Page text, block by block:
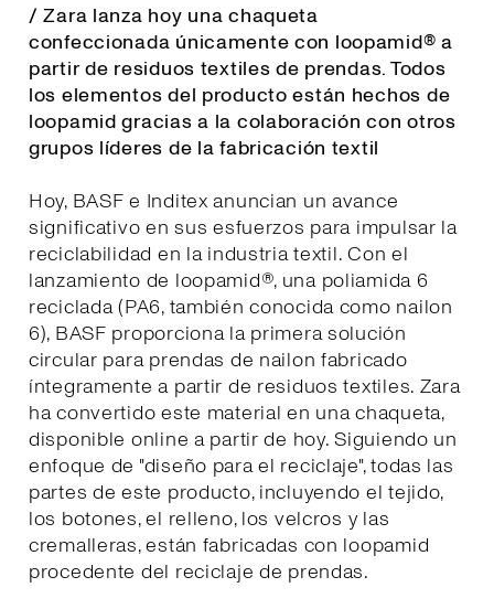
/ Zara lanza hoy una chaqueta
confeccionada únicamente con loopamid® a
partir de residuos textiles de prendas. Todos
los elementos del producto están hechos de
loopamid gracias a la colaboración con otros
grupos líderes de la fabricación textil
Hoy, BASF e Inditex anuncian un avance
significativo en sus esfuerzos para impulsar la
reciclabilidad en la industria textil. Con el
lanzamiento de loopamid®, una poliamida 6
reciclada (PA6, también conocida como nailon
6), BASF proporciona la primera solución
circular para prendas de nailon fabricado
íntegramente a partir de residuos textiles. Zara
ha convertido este material en una chaqueta,
disponible online a partir de hoy. Siguiendo un
enfoque de "diseño para el reciclaje", todas las
partes de este producto, incluyendo el tejido,
los botones, el relleno, los velcros y las
cremalleras, están fabricadas con loopamid
procedente del reciclaje de prendas.